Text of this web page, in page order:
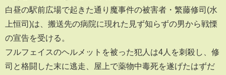
白昼の駅前広場で起きた通り魔事件の被害者・繁藤修司(水
上恒司)は、搬送先の病院に現れた見ず知らずの男から戦慄
の宣告を受ける。
フルフェイスのヘルメットを被った犯人は4人を刺殺し、修
司と格闘した末に逃走、屋上で薬物中毒死を遂げたはずだ